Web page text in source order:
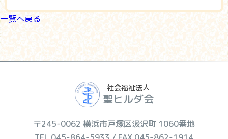
一覧へ戻る
社会福祉法人
聖ヒルダ会
〒245-0062 横浜市戸塚区汲沢町 1060番地